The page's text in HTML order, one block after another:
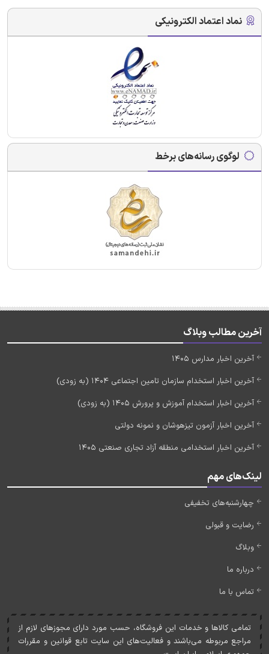
نماد اعتماد الکترونیکی
لوگوی رسانه‌های برخط
آخرین مطالب وبلاگ
آخرین اخبار مدارس 1405
آخرین اخبار استخدام سازمان تامین اجتماعی 1404 (به زودی)
آخرین اخبار استخدام آموزش و پرورش 1405 (به زودی)
آخرین اخبار آزمون تیزهوشان و نمونه دولتی
آخرین اخبار استخدامی منطقه آزاد تجاری صنعتی 1405
لینک‌های مهم
چهارشنبه‌های تخفیفی
رضایت و قبولی
وبلاگ
درباره ما
تماس با ما
تمامی کالاها و خدمات اين فروشگاه، حسب مورد دارای مجوزهای لازم از
مراجع مربوطه می‌باشند و فعاليت‌های اين سايت تابع قوانين و مقررات